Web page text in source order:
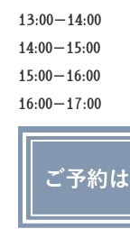
13:00－14:00
14:00－15:00
15:00－16:00
16:00－17:00